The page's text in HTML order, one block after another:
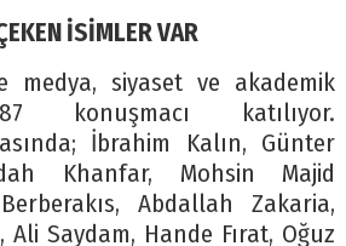
İSİMLER VAR
medya, siyaset ve akademik
konuşmacı katılıyor.
İbrahim Kalın, Günter
Khanfar, Mohsin Majid
Abdallah Zakaria,
Saydam, Hande Fırat, Oğuz